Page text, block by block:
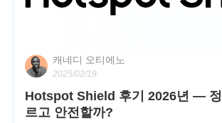
캐네디 오티에노
2025/02/19
Hotspot Shield 후기 2026년 —
르고 안전할까?